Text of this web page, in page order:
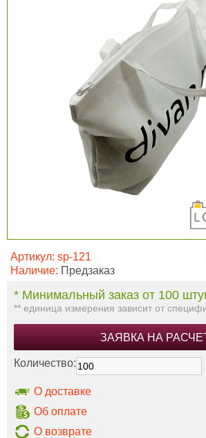
Артикул: sp-121
Наличие: Предзаказ
* Минимальный заказ от 100
** единица измерения зависит от
ЗАЯВКА НА
Количество:
О доставке
Об оплате
О возврате